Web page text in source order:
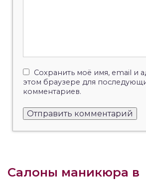
Сохранить моё имя, email и
этом браузере для
комментариев.
Салоны маникюра в